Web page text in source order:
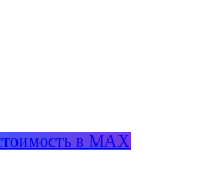
в MAX